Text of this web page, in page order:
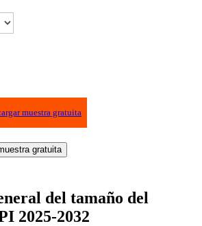
muestra gratuita
gratuita
del tamaño del
2025-2032